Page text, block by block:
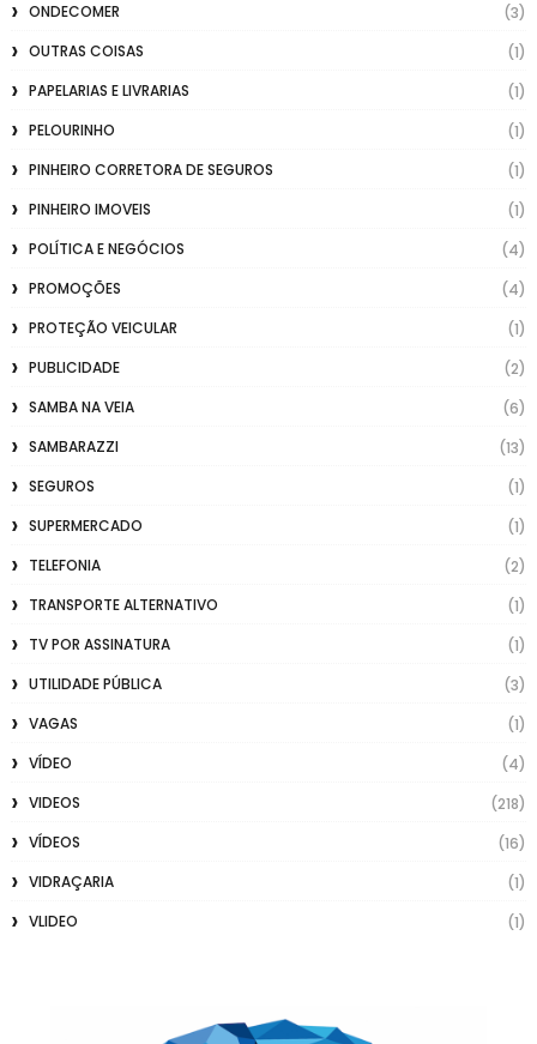
ONDECOMER
(3)
OUTRAS COISAS
(1)
PAPELARIAS E LIVRARIAS
(1)
PELOURINHO
(1)
PINHEIRO CORRETORA DE SEGUROS
(1)
PINHEIRO IMOVEIS
(1)
POLÍTICA E NEGÓCIOS
(4)
PROMOÇÕES
(4)
PROTEÇÃO VEICULAR
(1)
PUBLICIDADE
(2)
SAMBA NA VEIA
(6)
SAMBARAZZI
(13)
SEGUROS
(1)
SUPERMERCADO
(1)
TELEFONIA
(2)
TRANSPORTE ALTERNATIVO
(1)
TV POR ASSINATURA
(1)
UTILIDADE PÚBLICA
(3)
VAGAS
(1)
VÍDEO
(4)
VIDEOS
(218)
VÍDEOS
(16)
VIDRAÇARIA
(1)
VLIDEO
(1)